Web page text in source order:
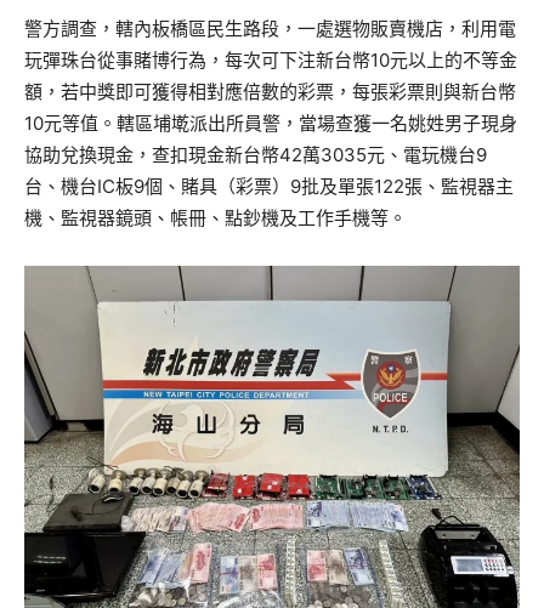
警方調查，轄內板橋區民生路段，一處選物販賣機店，利用電
玩彈珠台從事賭博行為，每次可下注新台幣10元以上的不等金
額，若中獎即可獲得相對應倍數的彩票，每張彩票則與新台幣
10元等值。轄區埔墘派出所員警，當場查獲一名姚姓男子現身
協助兌換現金，查扣現金新台幣42萬3035元、電玩機台9
台、機台IC板9個、賭具（彩票）9批及單張122張、監視器主
機、監視器鏡頭、帳冊、點鈔機及工作手機等。